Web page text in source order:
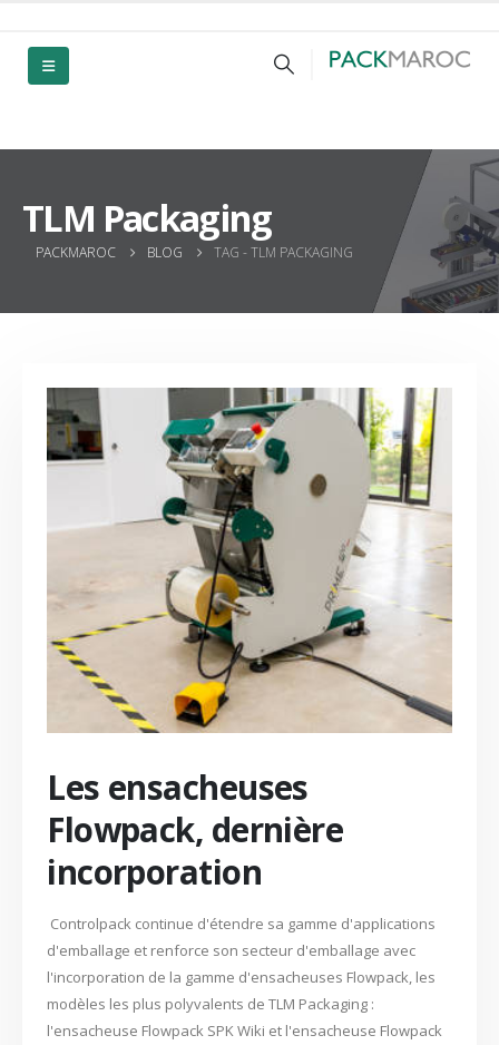
TLM Packaging
PACKMAROC BLOG TAG -TLM PACKAGING
Les ensacheuses
Flowpack, dernière
incorporation
Controlpack continue d'étendre sa gamme d'applications
d'emballage et renforce son secteur d'emballage avec
l'incorporation de la gamme d'ensacheuses Flowpack, les
modèles les plus polyvalents de TLM Packaging :
l'ensacheuse Flowpack SPK Wiki et l'ensacheuse Flowpack